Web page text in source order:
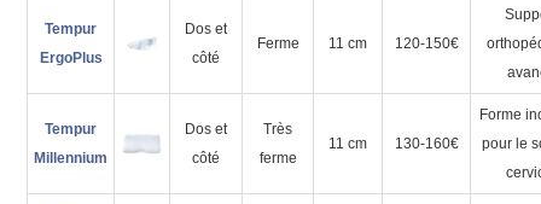
Tempur
ErgoPlus
Dos et
côté
Ferme 11 cm 120-150€
Tempur
Millennium
Dos et
côté
Très
ferme
11 cm 130-160€
Forme
pour le